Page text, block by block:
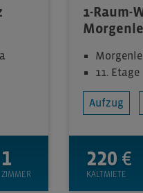
1
ZIMMER
1-Raum-
11. Etage
Aufzug
220 €
KALTMIETE